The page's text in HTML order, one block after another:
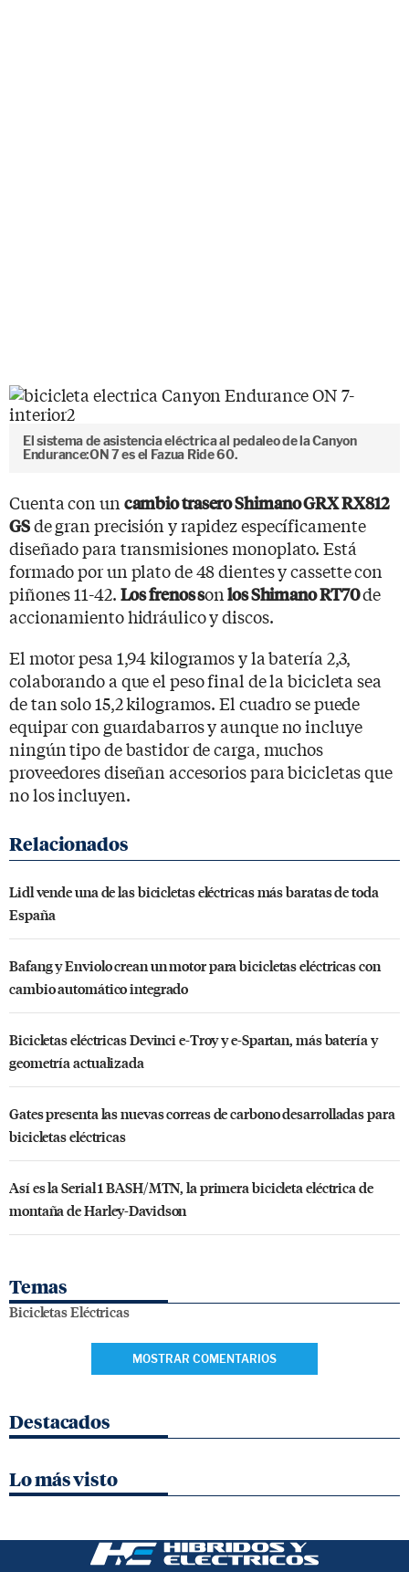
El sistema de asistencia eléctrica al pedaleo de la Canyon
Endurance:ON 7 es el Fazua Ride 60.
Cuenta con un cambio trasero Shimano GRX RX812
GSde gran precisión y rapidez específicamente
diseñado para transmisiones monoplato. Está
formado por un plato de 48 dientes y cassette con
piñones 11-42. Los frenos sonlos Shimano RT70de
accionamiento hidráulico y discos.
El motor pesa 1,94 kilogramos y la batería 2,3,
colaborando a que el peso final de la bicicleta sea
de tan solo 15,2 kilogramos. El cuadro se puede
equipar con guardabarros y aunque no incluye
ningún tipo de bastidor de carga, muchos
proveedores diseñan accesorios para bicicletas que
no los incluyen.
Lidl vende una de las bicicletas eléctricas más baratas de toda
España
Bafang y Enviolo crean un motor para bicicletas eléctricas con
cambio automático integrado
Bicicletas eléctricas Devinci e-Troy y e-Spartan, más batería y
geometría actualizada
Gates presenta las nuevas correas de carbono desarrolladas para
bicicletas eléctricas
Así es la Serial 1 BASH/MTN, la primera bicicleta eléctrica de
montaña de Harley-Davidson
Temas
Bicicletas Eléctricas
MOSTRAR COMENTARIOS
Destacados
Lo más visto